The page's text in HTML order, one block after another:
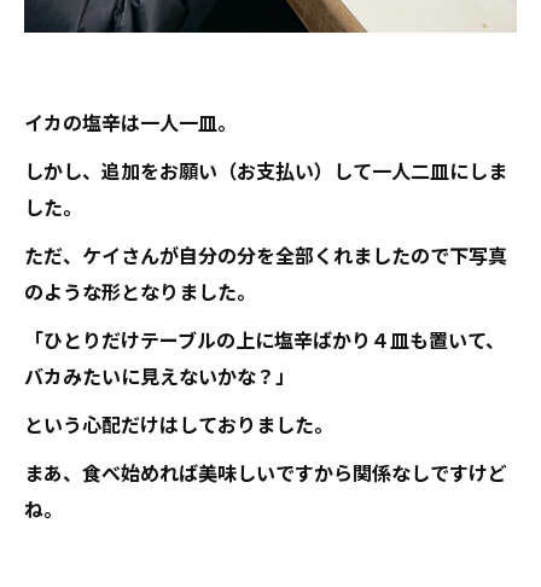
イカの塩辛は一人一皿。
しかし、追加をお願い（お支払い）して一人二皿にしま
した。
ただ、ケイさんが自分の分を全部くれましたので下写真
のような形となりました。
「ひとりだけテーブルの上に塩辛ばかり４皿も置いて、
バカみたいに見えないかな？」
という心配だけはしておりました。
まあ、食べ始めれば美味しいですから関係なしですけど
ね。